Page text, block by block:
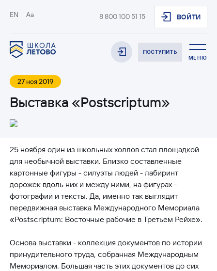
EN Aa 8 800 100 51 15 ВОЙТИ
ПОСТУПИТЬ
МЕНЮ
27 ноя 2019
Выставка «Postscriptum»
25 ноября один из школьных холлов стал площадкой
для необычной выставки. Близко составленные
картонные фигуры - силуэты людей - лабиринт
дорожек вдоль них и между ними, на фигурах -
фотографии и тексты. Да, именно так выглядит
передвижная выставка Международного Мемориала
«Postscriptum: Восточные рабочие в Третьем Рейхе».
Основа выставки - коллекция документов по истории
принудительного труда, собранная Международным
Мемориалом. Большая часть этих документов до сих